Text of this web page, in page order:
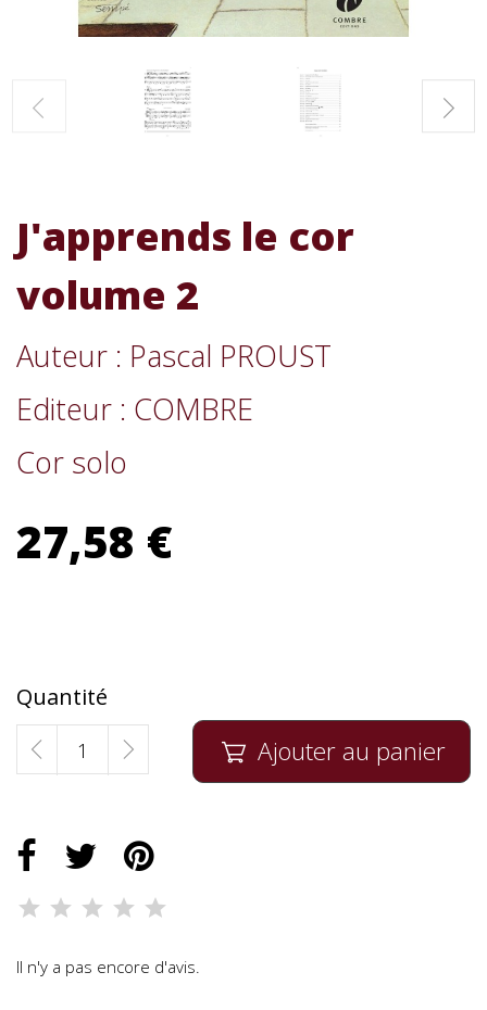
J'apprends le cor
volume 2
Auteur : Pascal PROUST
Editeur : COMBRE
Cor solo
27,58 €
Quantité
 Ajouter au panier
Il n'y a pas encore d'avis.